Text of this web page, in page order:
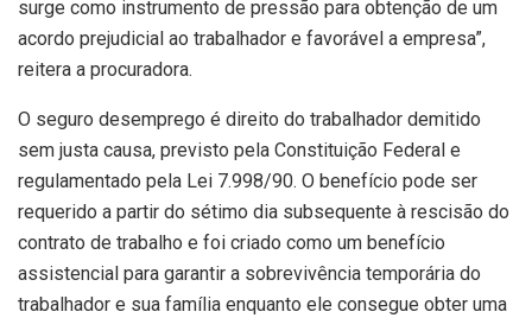
surge como instrumento de pressão para obtenção de um
acordo prejudicial ao trabalhador e favorável a empresa”,
reitera a procuradora.
O seguro desemprego é direito do trabalhador demitido
sem justa causa, previsto pela Constituição Federal e
regulamentado pela Lei 7.998/90. O benefício pode ser
requerido a partir do sétimo dia subsequente à rescisão do
contrato de trabalho e foi criado como um benefício
assistencial para garantir a sobrevivência temporária do
trabalhador e sua família enquanto ele consegue obter uma